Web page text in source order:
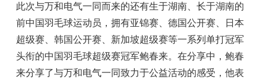
此次与万和电气一同而来的还有生于湖南、长于湖南的
前中国羽毛球运动员，拥有亚锦赛、德国公开赛、日本
超级赛、韩国公开赛、新加坡超级赛等一系列单打冠军
头衔的中国羽毛球超级赛冠军鲍春来。在分享中，鲍春
来分享了与万和电气一同致力于公益活动的感受，他表